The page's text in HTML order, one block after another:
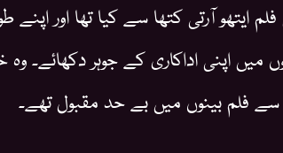
اپنے فنی سفر کا آغاز 1982 میں فلم ایتھو آرتی کتھا سے کیا تھا اور
نے 100 سے زائد فلموں میں اپنی اداکاری کے جوہر
سے فلم بینوں میں بے حد مقبول تھے۔